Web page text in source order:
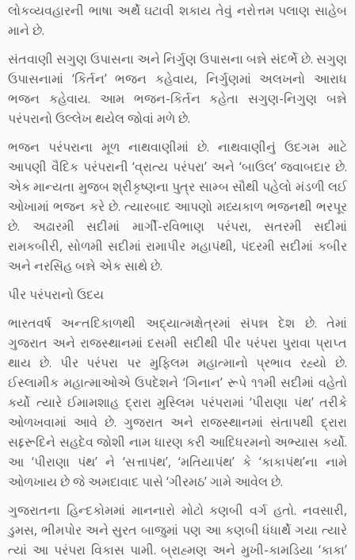
લોકવ્યવહારની ભાષા અર્થે ઘટાવી શકાય તેવું નરોત્તમ પલાણ સાહેબ
માને છે.
સંતવાણી સગુણ ઉપાસના અને નિર્ગુણ ઉપાસના બન્ને સંદર્ભે છે. સગુણ
ઉપાસનામાં ‘કિર્તન’ ભજન કહેવાય, નિર્ગુણમાં અલખનો આરાધ
ભજન કહેવાય. આમ ભજન-કિર્તન કહેતા સગુણ-નિગુણ બન્ને
પરંપરાનો ઉલ્લેખ થયેલ જોવાં મળે છે.
ભજન પરંપરાના મૂળ નાથવાણીમાં છે. નાથવાણીનું ઉદગમ માટે
આપણી વૈદિક પરંપરાની ‘વ્રાત્ય પરંપરા’ અને ‘બાઉલ’ જવાબદાર છે.
એક માન્યતા મુજબ શ્રીકૃષ્ણના પુત્ર સામ્બ સૌથી પહેલો મંડળી લઈ
ઓખામાં ભજન કરે છે. ત્યારબાદ આપણો મધ્યકાળ ભજનથી ભરપૂર
છે. અઢારમી સદીમાં માર્ગી-રવિભાણ પરંપરા, સતરમી સદીમાં
રામકબીરી, સોળમી સદીમાં રામાપીર મહાપંથી, પંદરમી સદીમાં કબીર
અને નરસિંહ બન્ને એક સાથે છે.
પીર પરંપરાનો ઉદય
ભારતવર્ષ અન્તદિકાળથી અદ્યાત્મક્ષેત્રમાં સંપન્ન દેશ છે. તેમાં
ગુજરાત અને રાજસ્થાનમાં દસમી સદીથી પીર પરંપરા પુરાવા પ્રાપ્ત
થાય છે. પીર પરંપરા પર મુફિલમ મહાત્માનો પ્રભાવ રહ્યો છે.
ઈસ્લામીક મહાત્માઓએ ઉપદેશને ‘ગિનાન’ રૂપે ૧૧મી સદીમાં વહેતો
કર્યો ત્યારે ઈમામશાહ દ્રારા મુસ્લિમ પરંપરામાં ‘પીરાણા પંથ’ તરીકે
ઓળખવામાં આવે છે. ગુજરાત અને રાજસ્થાનમાં સંતાપથી દ્રારા
સદ્દરૂદિને સહદેવ જોશી નામ ધારણ કરી આદિધરમનો અભ્યાસ કર્યો.
આ ‘પીરાણા પંથ’ ને ‘સત્તાપંથ’, ‘મતિયાપંથ’ કે ‘કાકાપંથ’ના નામે
ઓળખાય છે જે અમદાવાદ પાસે ‘ગીરમઠ’ ગામે આવેલ છે.
ગુજરાતના હિન્દકોમમાં માનનારો મોટો કણબી વર્ગ હતો. નવસારી,
ડુમસ, ભીમપોર અને સુરત બાજુમાં પણ આ કણબી ધંધાર્થે ગયા ત્યારે
ત્યાં આ પરંપરા વિકાસ પામી. બ્રાહ્મણ અને મુખી-કામડિયા ‘કાકા’